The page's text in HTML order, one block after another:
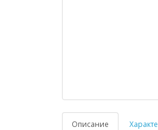
Описание